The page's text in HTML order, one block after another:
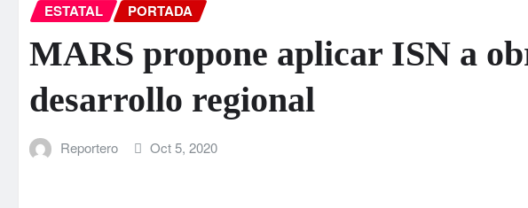
ESTATAL PORTADA
MARS propone aplicar ISN a
desarrollo regional
Reportero Oct 5, 2020